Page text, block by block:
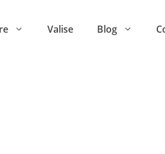
Valise Blog